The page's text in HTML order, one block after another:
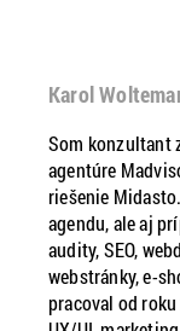
Karol
Som konzultant
agentúre
riešenie
agendu, ale aj
audity, SEO,
webstránky, e-
pracoval od